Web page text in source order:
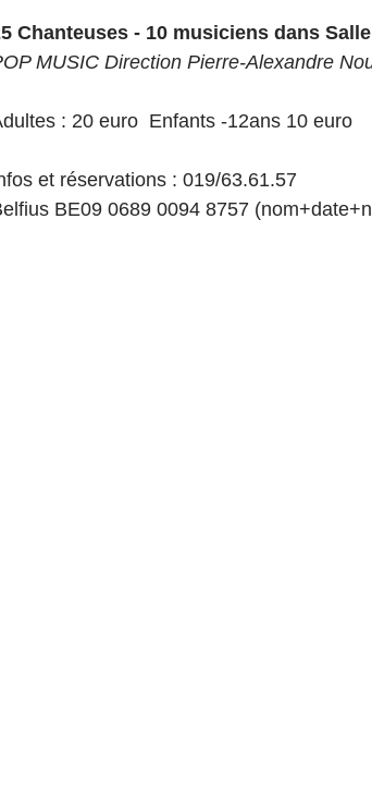
Chanteuses - 10 musiciens dans
MUSIC Direction Pierre-Alexandre
: 20 euro  Enfants -12ans 10 euro
et réservations : 019/63.61.57
BE09 0689 0094 8757